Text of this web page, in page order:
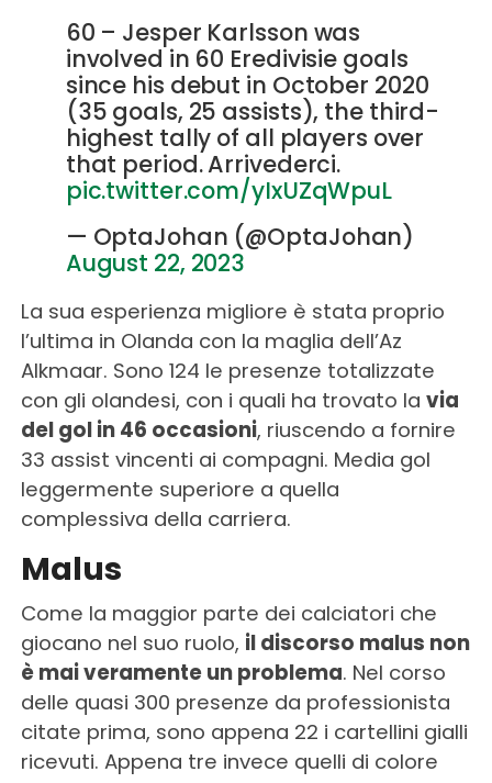
60 – Jesper Karlsson was
involved in 60 Eredivisie goals
since his debut in October 2020
(35 goals, 25 assists), the third-
highest tally of all players over
that period. Arrivederci.
pic.twitter.com/yIxUZqWpuL
— OptaJohan (@OptaJohan)
August 22, 2023
La sua esperienza migliore è stata proprio
l’ultima in Olanda con la maglia dell’Az
Alkmaar. Sono 124 le presenze totalizzate
con gli olandesi, con i quali ha trovato la via
del gol in 46 occasioni, riuscendo a fornire
33 assist vincenti ai compagni. Media gol
leggermente superiore a quella
complessiva della carriera.
Malus
Come la maggior parte dei calciatori che
giocano nel suo ruolo, il discorso malus non
è mai veramente un problema. Nel corso
delle quasi 300 presenze da professionista
citate prima, sono appena 22 i cartellini gialli
ricevuti. Appena tre invece quelli di colore